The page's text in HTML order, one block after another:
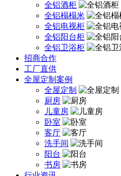
全铝酒柜
全铝榻榻米
全铝电视柜
全铝阳台柜
全铝卫浴柜
招商合作
工厂直供
全屋定制案例
全屋定制
厨房
儿童房
卧室
客厅
洗手间
阳台
书房